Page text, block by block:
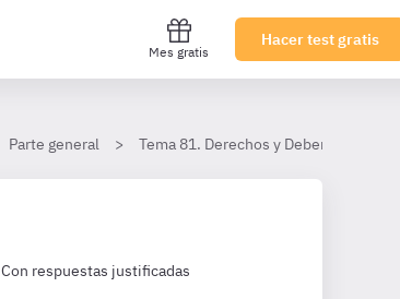
Mes gratis
Hacer test gratis
Parte general Tema 81. Derechos y Deberes laborales
Con respuestas justificadas